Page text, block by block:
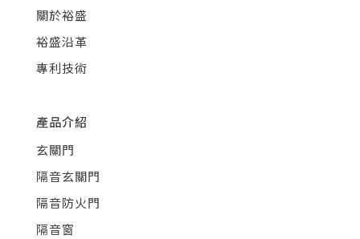
關於裕盛
裕盛沿革
專利技術
產品介紹
玄關門
隔音玄關門
隔音防火門
隔音窗